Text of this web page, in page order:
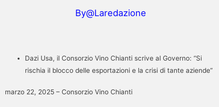
By@Laredazione
Dazi Usa, il Consorzio Vino Chianti scrive al Governo: “Si
rischia il blocco delle esportazioni e la crisi di tante aziende”
marzo 22, 2025 – Consorzio Vino Chianti